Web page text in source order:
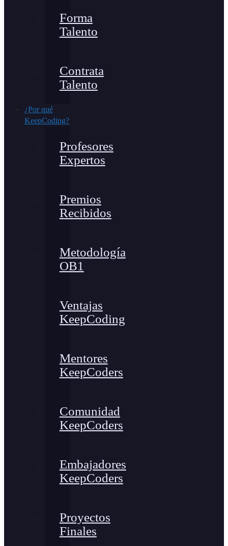
Forma
Talento
Contrata
Talento
¿Por qué
KeepCoding?
Profesores
Expertos
Premios
Recibidos
Metodología
OB1
Ventajas
KeepCoding
Mentores
KeepCoders
Comunidad
KeepCoders
Embajadores
KeepCoders
Proyectos
Finales